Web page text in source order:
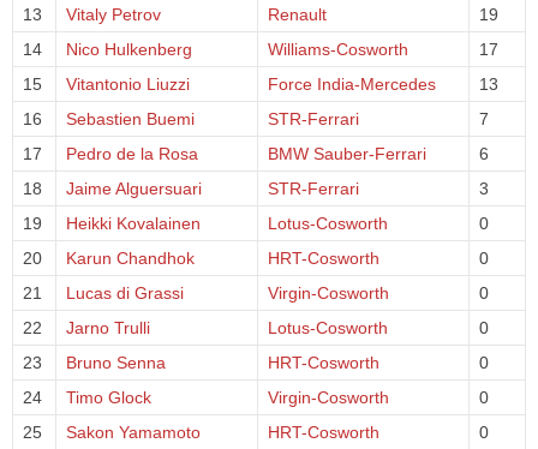
13
Vitaly Petrov Renault
19
14
Nico Hulkenberg Williams-Cosworth
17
15
Vitantonio Liuzzi Force India-Mercedes
13
16
Sebastien Buemi STR-Ferrari
7
17
Pedro de la Rosa BMW Sauber-Ferrari
6
18
Jaime Alguersuari STR-Ferrari
3
19
Heikki Kovalainen Lotus-Cosworth
0
20
Karun Chandhok HRT-Cosworth
0
21
Lucas di Grassi Virgin-Cosworth
0
22
Jarno Trulli Lotus-Cosworth
0
23
Bruno Senna HRT-Cosworth
0
24
Timo Glock Virgin-Cosworth
0
25
Sakon Yamamoto HRT-Cosworth
0